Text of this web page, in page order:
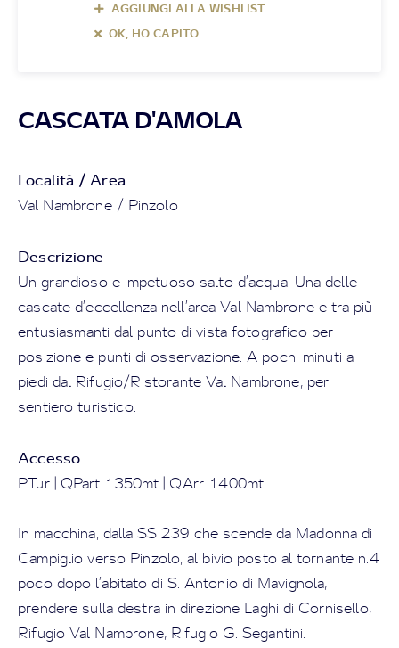
AGGIUNGI ALLA WISHLIST
OK, HO CAPITO
CASCATA D'AMOLA
Località / Area
Val Nambrone / Pinzolo
Descrizione
Un grandioso e impetuoso salto d’acqua. Una delle
cascate d’eccellenza nell’area Val Nambrone e tra più
entusiasmanti dal punto di vista fotografico per
posizione e punti di osservazione. A pochi minuti a
piedi dal Rifugio/Ristorante Val Nambrone, per
sentiero turistico.
Accesso
PTur | QPart. 1.350mt | QArr. 1.400mt
In macchina, dalla SS 239 che scende da Madonna di
Campiglio verso Pinzolo, al bivio posto al tornante n.4
poco dopo l’abitato di S. Antonio di Mavignola,
prendere sulla destra in direzione Laghi di Cornisello,
Rifugio Val Nambrone, Rifugio G. Segantini.